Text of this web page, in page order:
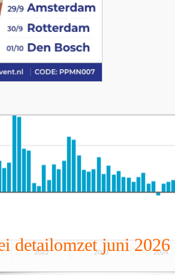
detailomzet juni 2026